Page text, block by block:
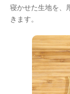
寝かせた生地を、
きます。